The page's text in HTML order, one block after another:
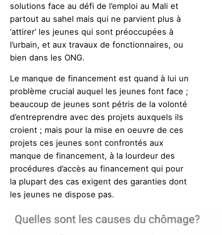
solutions face au défi de l’emploi au Mali et
partout au sahel mais qui ne parvient plus à
‘attirer’ les jeunes qui sont préoccupées à
l’urbain, et aux travaux de fonctionnaires, ou
bien dans les ONG.
Le manque de financement est quand à lui un
problème crucial auquel les jeunes font face ;
beaucoup de jeunes sont pétris de la volonté
d’entreprendre avec des projets auxquels ils
croient ; mais pour la mise en oeuvre de ces
projets ces jeunes sont confrontés aux
manque de financement, à la lourdeur des
procédures d’accès au financement qui pour
la plupart des cas exigent des garanties dont
les jeunes ne dispose pas.